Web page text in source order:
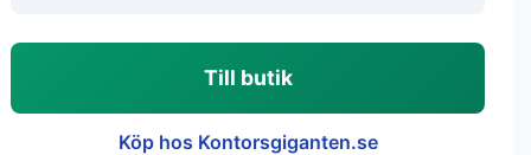
Till butik
Köp hos Kontorsgiganten.se